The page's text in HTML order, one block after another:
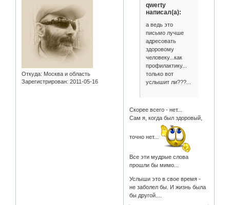
Откуда: Москва и область
Зарегистрирован: 2011-05-16
qwerty
написал(а):
а ведь это
письмо лучше
адресовать
здоровому
человеку...как
профилактику...
только вот
услышит ли???...
Скорее всего - нет...
Сам я, когда был здоровый,
точно нет...
Все эти мудрые слова
прошли бы мимо...
Услыши это в свое время -
не заболел бы. И жизнь была
бы другой....